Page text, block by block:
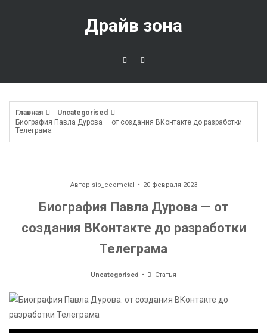
Драйв зона
Главная
Uncategorised
Биография Павла Дурова — от создания ВКонтакте до разработки
Телеграма
Автор sib_ecometal 20 февраля 2023
Биография Павла Дурова — от
создания ВКонтакте до разработки
Телеграма
Uncategorised Статья